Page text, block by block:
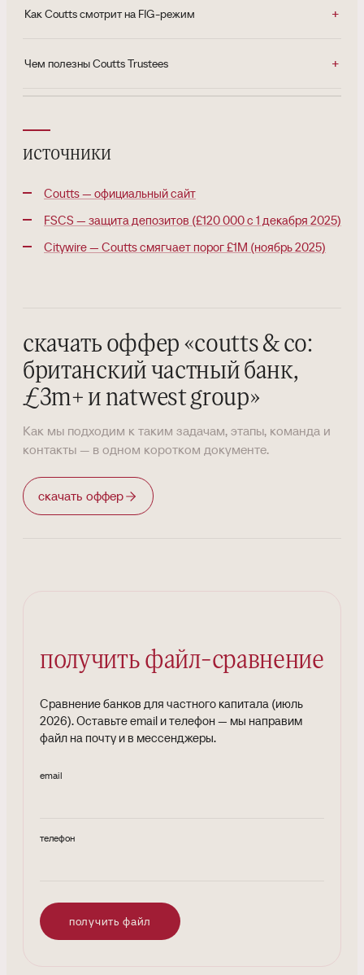
Как Coutts смотрит на FIG-режим
Чем полезны Coutts Trustees
источники
Coutts — официальный сайт
FSCS — защита депозитов (£120 000 с 1 декабря 2025)
Citywire — Coutts смягчает порог £1M (ноябрь 2025)
скачать оффер «coutts & co:
британский частный банк,
£3m+ и natwest group»
Как мы подходим к таким задачам, этапы, команда и
контакты — в одном коротком документе.
скачать оффер
получить файл-сравнение
Сравнение банков для частного капитала (июль
2026).Оставьте email и телефон — мы направим
файл на почту и в мессенджеры.
email
телефон
получить файл